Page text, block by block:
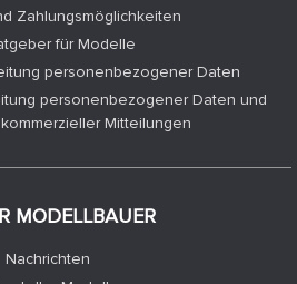
Zahlungsmöglichkeiten
für Modelle
personenbezogener Daten
personenbezogener Daten und
Mitteilungen
MODELLBAUER
Nachrichten